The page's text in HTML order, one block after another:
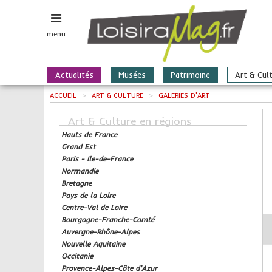
menu
Actualités Musées Patrimoine Art &
ACCUEIL > ART & CULTURE > GALERIES D'ART
Art & Culture en régions
Hauts de France
Grand Est
Paris - Ile-de-France
Normandie
Bretagne
Pays de la Loire
Centre-Val de Loire
Bourgogne-Franche-Comté
Auvergne-Rhône-Alpes
Nouvelle Aquitaine
Occitanie
Provence-Alpes-Côte d'Azur